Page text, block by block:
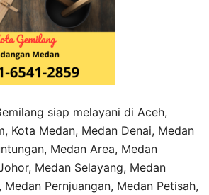
siap melayani di Aceh,
Kota Medan, Medan Denai, Medan
Medan Area, Medan
Medan Selayang, Medan
Pernjuangan, Medan Petisah,